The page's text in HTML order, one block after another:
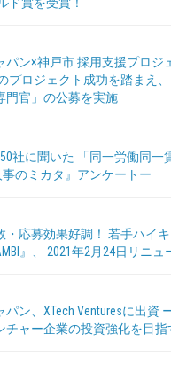
ド賞を受賞！
パン×神戸市 採用支援プロジ
プロジェクト成功を踏まえ、
門官」の公募を実施
社に聞いた 「同一労働同一
事のミカタ』アンケートー
・応募効果好調！ 若手ハイ
』、
2021年2月24日リニュ
パン、XTech Venturesに出資
チャー企業の投資強化を目指